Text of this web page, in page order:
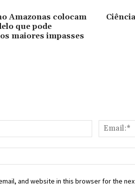
Amazonas colocam
que pode
maiores impasses
Name:*
and website in this browser for the